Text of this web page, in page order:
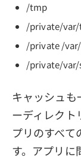
/tmp
/private/
/private /
/private/
キャッシュ
ーディレクト
プリのすべて
す。アプリに